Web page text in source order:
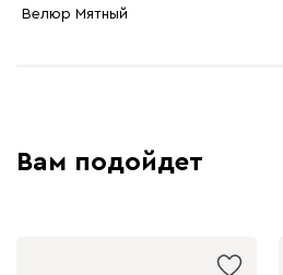
Велюр Мятный
Вам подойдет